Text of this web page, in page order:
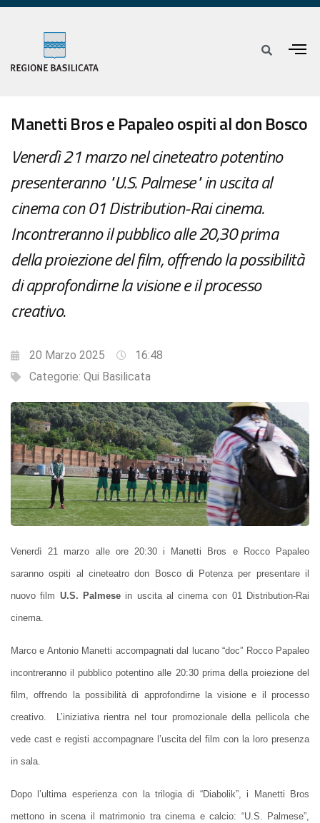
Manetti Bros e Papaleo ospiti al don Bosco
Venerdì 21 marzo nel cineteatro potentino
presenteranno "U.S. Palmese" in uscita al
cinema con 01 Distribution-Rai cinema.
Incontreranno il pubblico alle 20,30 prima
della proiezione del film, offrendo la possibilità
di approfondirne la visione e il processo
creativo.
20 Marzo 2025
16:48
Categorie: Qui Basilicata
Venerdì 21 marzo alle ore 20:30 i Manetti Bros e Rocco Papaleo
saranno ospiti al cineteatro don Bosco di Potenza per presentare il
nuovo film U.S. Palmesein uscita al cinema con 01 Distribution-Rai
cinema.
Marco e Antonio Manetti accompagnati dal lucano “doc” Rocco Papaleo
incontreranno il pubblico potentino alle 20:30 prima della proiezione del
film, offrendo la possibilità di approfondirne la visione e il processo
creativo. L’iniziativa rientra nel tour promozionale della pellicola che
vede cast e registi accompagnare l’uscita del film con la loro presenza
in sala.
Dopo l’ultima esperienza con la trilogia di “Diabolik”, i Manetti Bros
mettono in scena il matrimonio tra cinema e calcio: “U.S. Palmese”,